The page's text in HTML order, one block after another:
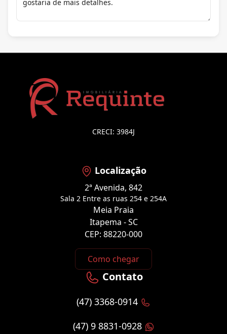
CRECI: 3984J
Localização
2ª Avenida, 842
Sala 2 Entre as ruas 254 e 254A
Meia Praia
Itapema - SC
CEP: 88220-000
Como chegar
Contato
(47) 3368-0914
(47) 9 8831-0928